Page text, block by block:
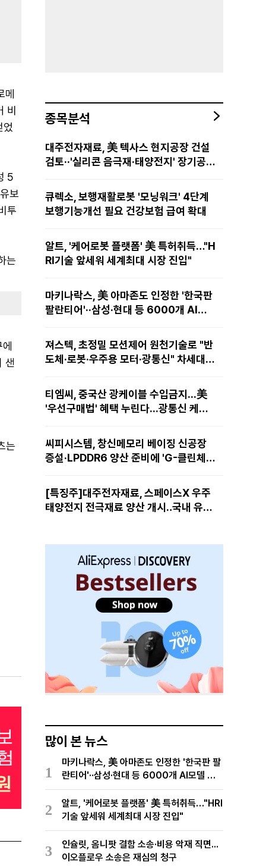
비
5
보
투
는
샌
는
종목분석
대주전자재료, 美 텍사스 현지공장 건설
검토··'실리콘 음극재·태양전지' 장기공급
큐렉소, 보행재활로봇 '모닝워크' 4단계
보행기능개선 필요 건강보험 급여 확대
알트, '케어로봇 플랫폼' 美 특허취득…"H
RI기술 앞세워 세계최대 시장 진입"
마키나락스, 美 아마존도 인정한 '한국판
팔란티어'··삼성·현대 등 6000개 AI모
져스텍, 초정밀 모션제어 원천기술로 "반
도체·로봇·우주용 모터·광통신" 차세대
티엠씨, 중국산 광케이블 수입금지...美
'우선구매법' 혜택 누린다...광통신 케이
씨피시스템, 창신메모리 베이징 신공장
증설·LPDDR6 양산 준비에 'G-클린체
[특징주]대주전자재료, 스페이스X 우주
태양전지 전극재료 양산 개시‥국내 유일
많이 본 뉴스
1
마키나락스, 美 아마존도 인정한 '한국판 팔
란티어'··삼성·현대 등 6000개 AI모델 현
장적용
2
알트, '케어로봇 플랫폼' 美 특허취득…"HRI
기술 앞세워 세계최대 시장 진입"
3
인슐릿, 옴니팟 결함 소송·비용 악재 직면...
이오플로우 소송은 재심의 청구